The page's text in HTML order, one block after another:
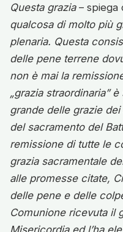
Questa grazia– spiega
qualcosa di molto più
plenaria. Questa
delle pene terrene
non è mai la
„grazia straordinaria”
grande delle grazie
del sacramento del
remissione di tutte le
grazia sacramentale
alle promesse citate,
delle pene e delle
Comunione ricevuta il
Misericordia ed l’ha